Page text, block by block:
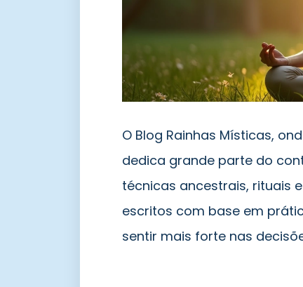
O Blog Rainhas Místicas,
dedica grande parte do
técnicas ancestrais, rituais e
escritos com base em
sentir mais forte nas